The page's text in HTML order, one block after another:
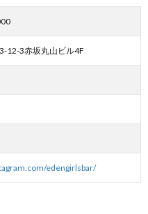
12-3赤坂丸山ビル4F
edengirlsbar/